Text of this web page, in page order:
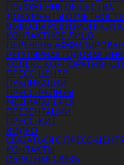
ПОЛОЖЕНИЯ ОБЩЕСТВА
ДОКУМЕНТЫ ОТЧЕТНОСТИ
ВЫВОДЫ РЕВИЗИОННОЙ
КОНТАКТНОЕ ЛИЦО
ПЕРЕЧЕНЬ
РЕГУЛЯРНАЯ ГОДОВАЯ
КОДЕКС
ПРЕСС-ЦЕНТР
ПУБЛИКАЦИИ
ПРЕСС-РЕЛИЗЫ
МЕДИАГАЛЕРЕЯ
ПРЕЗЕНТАЦИИ
ПРЕСС-КИТ
ВИДЕО
СВЯЗАТЬСЯ С ПРЕСС-
КОНТАКТЫ
ОБРАТНАЯ СВЯЗЬ